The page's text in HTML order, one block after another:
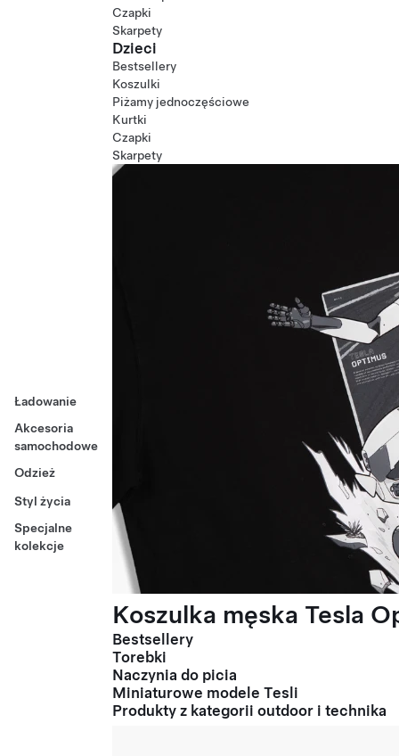
Ładowanie
Akcesoria
samochodowe
Odzież
Styl życia
Specjalne
kolekcje
Czapki
Skarpety
Dzieci
Bestsellery
Koszulki
Piżamy jednoczęściowe
Kurtki
Czapki
Skarpety
Koszulka męska Tesla
Bestsellery
Torebki
Naczynia do picia
Miniaturowe modele Tesli
Produkty z kategorii outdoor i technika